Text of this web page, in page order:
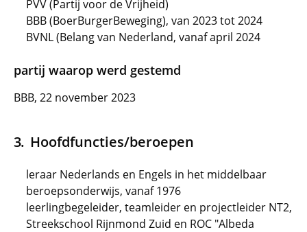
PVV (Partij voor de Vrijheid)
BBB (BoerBurgerBeweging), van 2023 tot 2024
BVNL (Belang van Nederland, vanaf april 2024
partij waarop werd gestemd
BBB, 22 november 2023
Hoofdfuncties/beroepen
leraar Nederlands en Engels in het middelbaar
beroepsonderwijs, vanaf 1976
leerlingbegeleider, teamleider en projectleider NT2,
Streekschool Rijnmond Zuid en ROC "Albeda